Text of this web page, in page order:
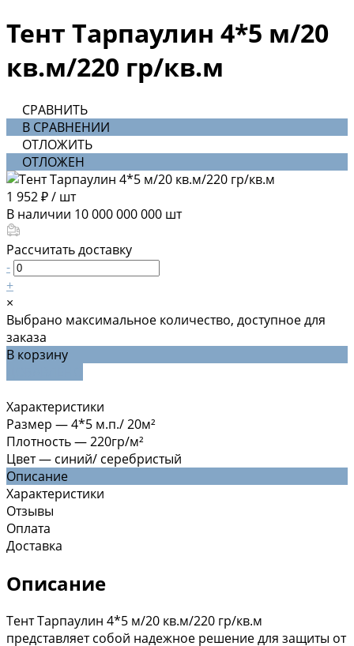
Тент Тарпаулин 4*5 м/20
кв.м/220 гр/кв.м
СРАВНИТЬ
В СРАВНЕНИИ
ОТЛОЖИТЬ
ОТЛОЖЕН
1 952 ₽/ шт
В наличии 10 000 000 000 шт
Рассчитать доставку
-
+
×
Выбрано максимальное количество, доступное для
заказа
В корзину
Характеристики
Размер —4*5 м.п./ 20м²
Плотность—220гр/м²
Цвет— синий/ серебристый
Описание
Характеристики
Отзывы
Оплата
Доставка
Описание
Тент Тарпаулин 4*5 м/20 кв.м/220 гр/кв.м
представляет собой надежное решение для защиты от